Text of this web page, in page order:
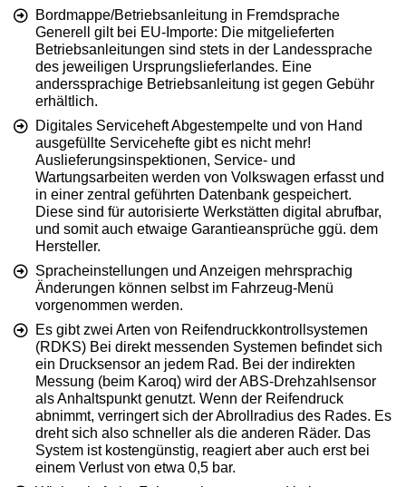
Bordmappe/Betriebsanleitung in Fremdsprache
Generell gilt bei EU-Importe: Die mitgelieferten
Betriebsanleitungen sind stets in der Landessprache
des jeweiligen Ursprungslieferlandes. Eine
anderssprachige Betriebsanleitung ist gegen Gebühr
erhältlich.
Digitales Serviceheft Abgestempelte und von Hand
ausgefüllte Servicehefte gibt es nicht mehr!
Auslieferungsinspektionen, Service- und
Wartungsarbeiten werden von Volkswagen erfasst und
in einer zentral geführten Datenbank gespeichert.
Diese sind für autorisierte Werkstätten digital abrufbar,
und somit auch etwaige Garantieansprüche ggü. dem
Hersteller.
Spracheinstellungen und Anzeigen mehrsprachig
Änderungen können selbst im Fahrzeug-Menü
vorgenommen werden.
Es gibt zwei Arten von Reifendruckkontrollsystemen
(RDKS) Bei direkt messenden Systemen befindet sich
ein Drucksensor an jedem Rad. Bei der indirekten
Messung (beim Karoq) wird der ABS-Drehzahlsensor
als Anhaltspunkt genutzt. Wenn der Reifendruck
abnimmt, verringert sich der Abrollradius des Rades. Es
dreht sich also schneller als die anderen Räder. Das
System ist kostengünstig, reagiert aber auch erst bei
einem Verlust von etwa 0,5 bar.